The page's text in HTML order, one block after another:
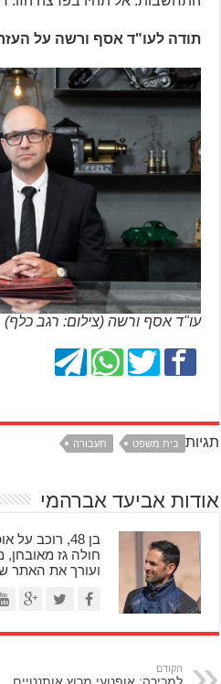
תודה לעו"ד אסף ורשה על
עו"ד אסף ורשה (צילום: רגב כלף)
תגיות בית משפט תעבורה
אודות אביעד אברהמי
חולה גז מאובחן,
ועורך את האתר
הקודם